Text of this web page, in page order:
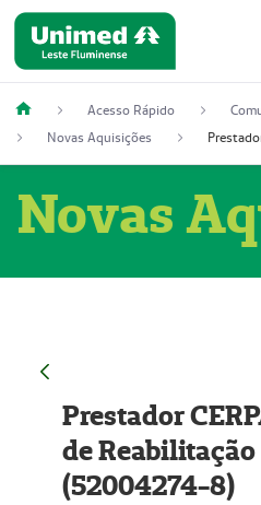
Acesso Rápido
Novas Aquisições
Novas
Prestador
de
(52004274-8)